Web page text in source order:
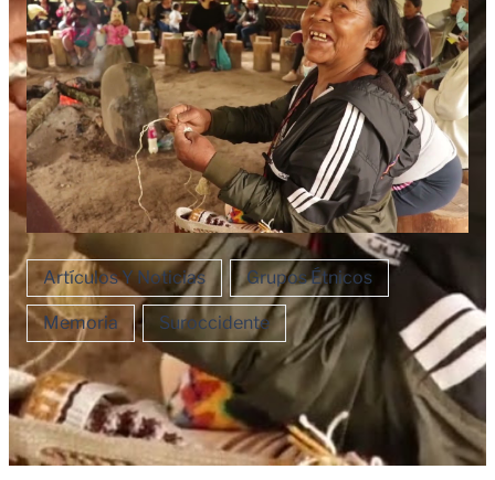
Artículos Y Noticias Grupos Étnicos
Memoria Suroccidente